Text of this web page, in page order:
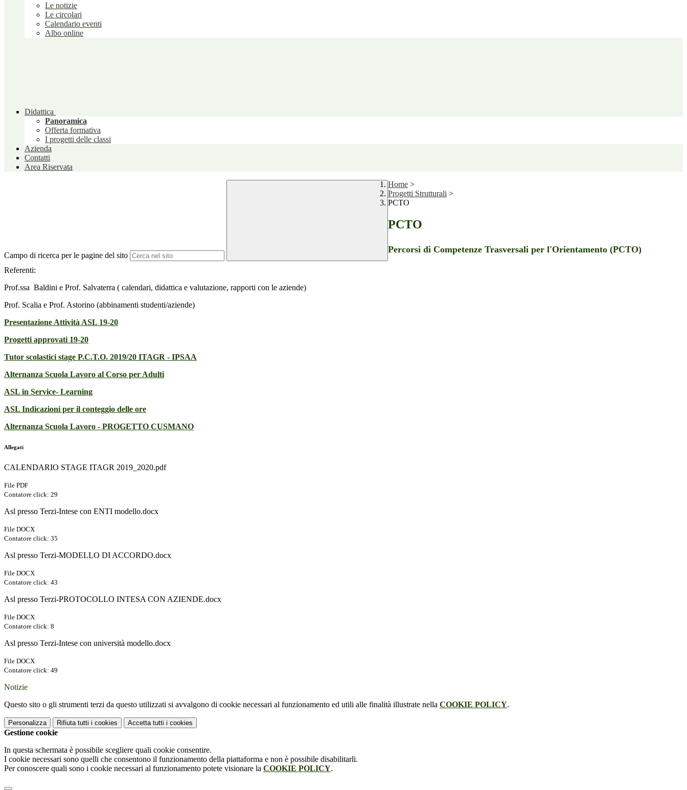
Le notizie
Le circolari
Calendario eventi
Albo online
Didattica
Panoramica
Offerta formativa
I progetti delle classi
Azienda
Contatti
Area Riservata
Campo di ricerca per le pagine del sito
Home >
Progetti Strutturali >
PCTO
PCTO
Percorsi di Competenze Trasversali per l'Orientamento (PCTO)
Referenti:
Prof.ssa Baldini e Prof. Salvaterra ( calendari, didattica e valutazione, rapporti con le aziende)
Prof. Scalia e Prof. Astorino (abbinamenti studenti/aziende)
Presentazione Attività ASL 19-20
Progetti approvati 19-20
Tutor scolastici stage P.C.T.O. 2019/20 ITAGR - IPSAA
Alternanza Scuola Lavoro al Corso per Adulti
ASL in Service- Learning
ASL Indicazioni per il conteggio delle ore
Alternanza Scuola Lavoro - PROGETTO CUSMANO
Allegati
CALENDARIO STAGE ITAGR 2019_2020.pdf
File PDF
Contatore click: 29
Asl presso Terzi-Intese con ENTI modello.docx
File DOCX
Contatore click: 35
Asl presso Terzi-MODELLO DI ACCORDO.docx
File DOCX
Contatore click: 43
Asl presso Terzi-PROTOCOLLO INTESA CON AZIENDE.docx
File DOCX
Contatore click: 8
Asl presso Terzi-Intese con università modello.docx
File DOCX
Contatore click: 49
Notizie
Questo sito o gli strumenti terzi da questo utilizzati si avvalgono di cookie necessari al funzionamento ed utili alle finalità illustrate nella COOKIE POLICY.
Personalizza Rifiuta tutti i cookies Accetta tutti i cookies
Gestione cookie
In questa schermata è possibile scegliere quali cookie consentire.
I cookie necessari sono quelli che consentono il funzionamento della piattaforma e non è possibile disabilitarli.
Per conoscere quali sono i cookie necessari al funzionamento potete visionare la COOKIE POLICY.